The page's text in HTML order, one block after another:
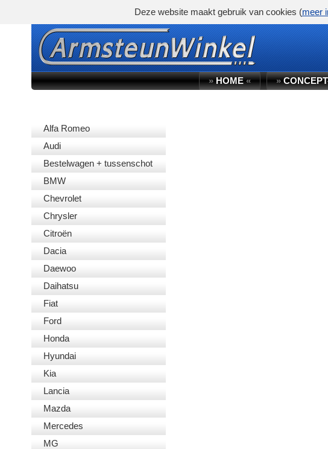
»HOME« »
Alfa Romeo
Audi
Bestelwagen + tussenschot
BMW
Chevrolet
Chrysler
Citroën
Dacia
Daewoo
Daihatsu
Fiat
Ford
Honda
Hyundai
Kia
Lancia
Mazda
Mercedes
MG
Deze website maakt gebruik van cookies (meer